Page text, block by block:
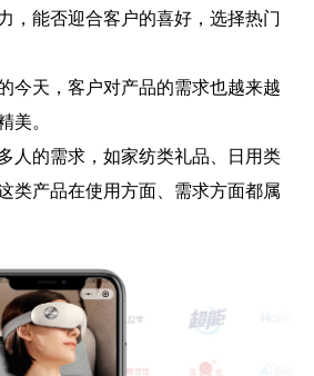
，能否迎合客户的喜好，选择热门
今天，客户对产品的需求也越来越
美。
人的需求，如家纺类礼品、日用类
类产品在使用方面、需求方面都属